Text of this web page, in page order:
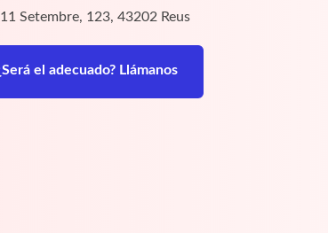
Setembre, 123, 43202 Reus
el adecuado? Llámanos